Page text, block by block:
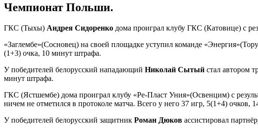
Чемпионат Польши.
ГКС (Тыхы) Андрея Сидоренко дома проиграл клубу ГКС (Катовице) с
«Заглембе»(Сосновец) на своей площадке уступил команде
(1+3) очка, 10 минут штрафа.
У победителей белорусский нападающий Николай Сытый стал автором
минут штрафа.
ГКС (Ястшембе) дома проиграл клубу «Ре-Пласт Уния»(Освенцим) с
ничем не отметился в протоколе матча. Всего у него 37 игр, 5(1+4) очков,
У победителей белорусский защитник Роман Дюков ассистировал